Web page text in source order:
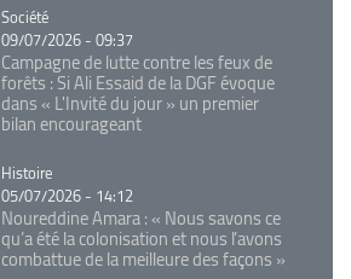
Catégorie
Société
09/07/2026 - 09:37
Campagne de lutte contre les feux de
forêts : Si Ali Essaid de la DGF évoque
dans « L'Invité du jour » un premier
bilan encourageant
Catégorie
Histoire
05/07/2026 - 14:12
Noureddine Amara : « Nous savons ce
qu’a été la colonisation et nous l’avons
combattue de la meilleure des façons »